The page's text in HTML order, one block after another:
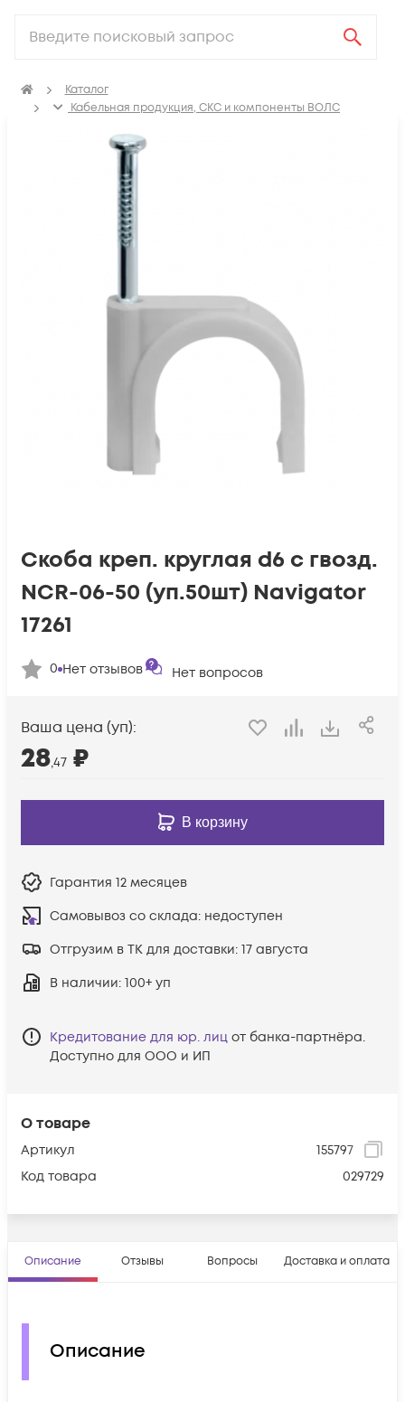
Каталог
Кабельная продукция, СКС и компоненты ВОЛС
Крепеж для кабеля
О товаре
Артикул
155797
Код товара
029729
Скоба креп. круглая d6 с гвозд.
NCR-06-50 (уп.50шт) Navigator
17261
0 Нет отзывов Нет вопросов
Ваша цена (уп):
28,47 ₽
В корзину
Гарантия 12 месяцев
Самовывоз со склада: недоступен
Отгрузим в ТК для доставки: 17 августа
В наличии: 100+ уп
Кредитование для юр. лиц от банка-партнёра.
Доступно для ООО и ИП
Описание Отзывы Вопросы Доставка и оплата
Описание